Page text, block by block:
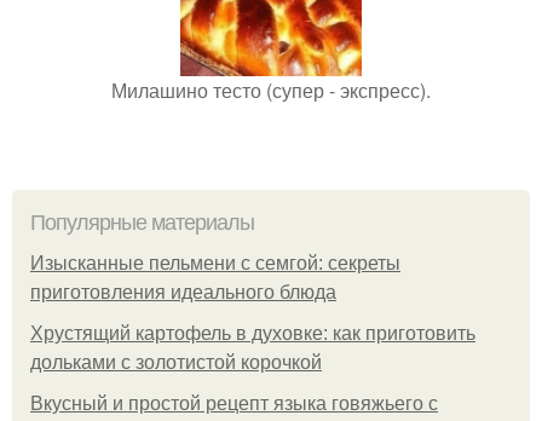
Милашино тесто (супер - экспресс).
Популярные материалы
Изысканные пельмени с семгой: секреты
приготовления идеального блюда
Хрустящий картофель в духовке: как приготовить
дольками с золотистой корочкой
Вкусный и простой рецепт языка говяжьего с